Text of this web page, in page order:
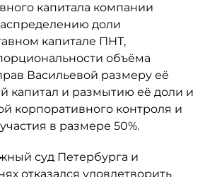
капитала компании
доли
капитале ПНТ,
объёма
Васильевой размеру её
капитал и размытию её доли и
корпоративного контроля и
в размере 50%.
суд Петербурга и
отказался удовлетворить